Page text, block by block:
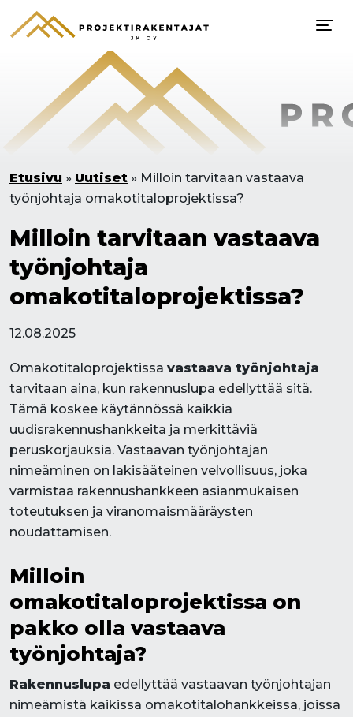
Etusivu » Uutiset » Milloin tarvitaan vastaava
työnjohtaja omakotitaloprojektissa?
Milloin tarvitaan vastaava
työnjohtaja
omakotitaloprojektissa?
12.08.2025
Omakotitaloprojektissa vastaava työnjohtaja
tarvitaan aina, kun rakennuslupa edellyttää sitä.
Tämä koskee käytännössä kaikkia
uudisrakennushankkeita ja merkittäviä
peruskorjauksia. Vastaavan työnjohtajan
nimeäminen on lakisääteinen velvollisuus, joka
varmistaa rakennushankkeen asianmukaisen
toteutuksen ja viranomaismääräysten
noudattamisen.
Milloin
omakotitaloprojektissa on
pakko olla vastaava
työnjohtaja?
Rakennuslupa edellyttää vastaavan työnjohtajan
nimeämistä kaikissa omakotitalohankkeissa, joissa